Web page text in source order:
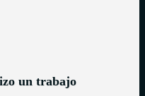
un trabajo